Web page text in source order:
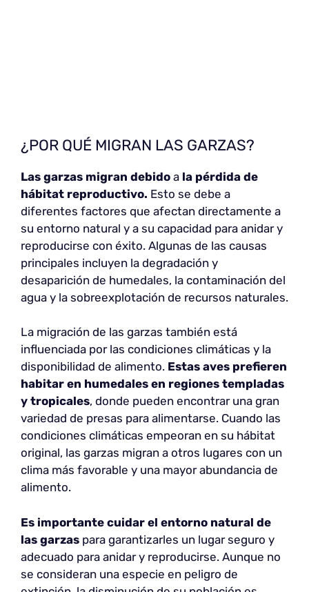
¿POR QUÉ MIGRAN LAS GARZAS?
Las garzas migran debido a la pérdida de
hábitat reproductivo. Esto se debe a
diferentes factores que afectan directamente a
su entorno natural y a su capacidad para anidar y
reproducirse con éxito. Algunas de las causas
principales incluyen la degradación y
desaparición de humedales, la contaminación del
agua y la sobreexplotación de recursos naturales.
La migración de las garzas también está
influenciada por las condiciones climáticas y la
disponibilidad de alimento. Estas aves prefieren
habitar en humedales en regiones templadas
y tropicales, donde pueden encontrar una gran
variedad de presas para alimentarse. Cuando las
condiciones climáticas empeoran en su hábitat
original, las garzas migran a otros lugares con un
clima más favorable y una mayor abundancia de
alimento.
Es importante cuidar el entorno natural de
las garzas para garantizarles un lugar seguro y
adecuado para anidar y reproducirse. Aunque no
se consideran una especie en peligro de